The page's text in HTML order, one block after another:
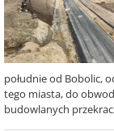
południe od Bobolic,
tego miasta, do
budowlanych